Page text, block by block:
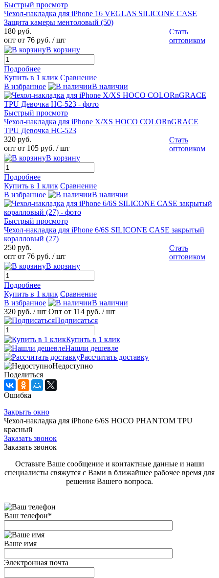
Быстрый просмотр
Чехол-накладка для iPhone 16 VEGLAS SILICONE CASE
Защита камеры ментоловый (50)
180 руб.
опт от 76 руб. / шт
Стать
оптовиком
В корзину
Подробнее
Купить в 1 клик Сравнение
В избранное
В наличии
Быстрый просмотр
Чехол-накладка для iPhone X/XS HOCO COLORnGRACE
TPU Девочка HC-523
320 руб.
опт от 105 руб. / шт
Стать
оптовиком
В корзину
Подробнее
Купить в 1 клик Сравнение
В избранное
В наличии
Быстрый просмотр
Чехол-накладка для iPhone 6/6S SILICONE CASE закрытый
коралловый (27)
250 руб.
опт от 76 руб. / шт
Стать
оптовиком
В корзину
Подробнее
Купить в 1 клик Сравнение
В избранное
В наличии
320 руб. / шт Опт от 114 руб. / шт
Подписаться
Купить в 1 клик
Нашли дешевле
Рассчитать доставку
Недоступно
Поделиться
Ошибка
Закрыть окно
Чехол-накладка для iPhone 6/6S HOCO PHANTOM TPU
красный
Заказать звонок
Заказать звонок
Оставьте Ваше сообщение и контактные данные и наши
специалисты свяжутся с Вами в ближайшее рабочее время для
решения Вашего вопроса.
Ваш телефон*
Ваше имя
Электронная почта